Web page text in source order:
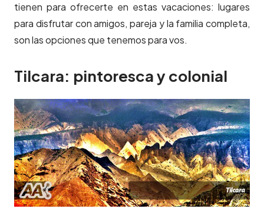
tienen para ofrecerte en estas vacaciones: lugares
para disfrutar con amigos, pareja y la familia completa,
son las opciones que tenemos para vos.
Tilcara: pintoresca y colonial